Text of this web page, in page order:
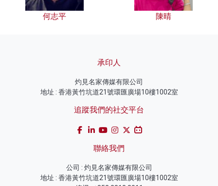
何志平 陳晴
承印人
灼見名家傳媒有限公司
地址 : 香港黃竹坑道21號環匯廣場10樓1002室
追蹤我們的社交平台
聯絡我們
公司 : 灼見名家傳媒有限公司
地址 : 香港黃竹坑道21號環匯廣場10樓1002室